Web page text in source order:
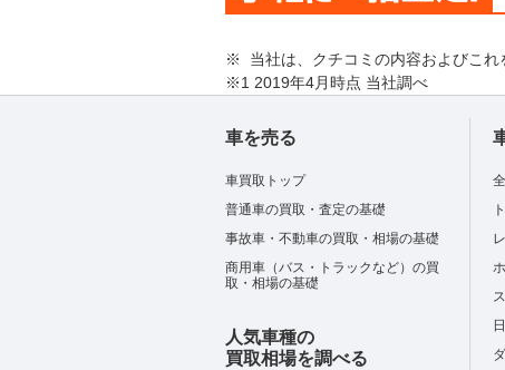
※ 当社は、クチコミの内容およびこれ
※1 2019年4月時点 当社調べ
車を売る
車買取トップ
普通車の買取・査定の基礎
事故車・不動車の買取・相場の基礎
商用車（バス・トラックなど）の買
取・相場の基礎
人気車種の
買取相場を調べる